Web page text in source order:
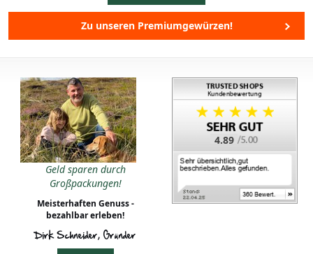
Zu unseren Premiumgewürzen!
Geld sparen durch
Großpackungen!
Meisterhaften Genuss -
bezahlbar erleben!
Dirk Schneider, Gründer
4.89